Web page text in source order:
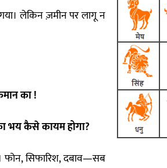
लेकिन ज़मीन पर लागू न
का !
भय कैसे कायम होगा?
फोन, सिफारिश, दबाव—सब